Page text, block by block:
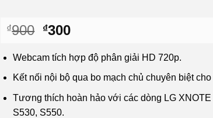
₫900 Giá
là:
₫900.
₫300Giá
tại
là:
₫300.
Webcam tích hợp độ phân giải HD 720p.
Kết nối nội bộ qua bo mạch chủ chuyên biệt
Tương thích hoàn hảo với các dòng LG
S530, S550.